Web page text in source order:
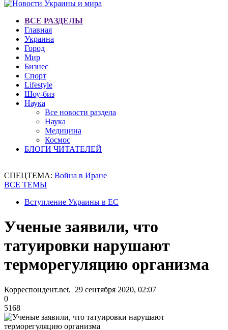
ВСЕ РАЗДЕЛЫ
Главная
Украина
Город
Мир
Бизнес
Спорт
Lifestyle
Шоу-биз
Наука
Все новости раздела
Наука
Медицина
Космос
БЛОГИ ЧИТАТЕЛЕЙ
СПЕЦТЕМА: Война в Иране
ВСЕ ТЕМЫ
Вступление Украины в ЕС
Ученые заявили, что
татуировки нарушают
терморегуляцию организма
Корреспондент.net, 29 сентября 2020, 02:07
0
5168